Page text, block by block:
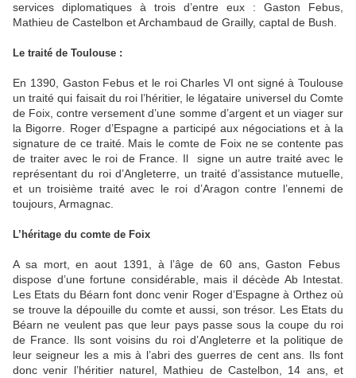
services diplomatiques à trois d’entre eux : Gaston Febus,
Mathieu de Castelbon et Archambaud de Grailly, captal de Bush.
Le traité de Toulouse :
En 1390, Gaston Febus et le roi Charles VI ont signé à Toulouse
un traité qui faisait du roi l’héritier, le légataire universel du Comte
de Foix, contre versement d’une somme d’argent et un viager sur
la Bigorre. Roger d’Espagne a participé aux négociations et à la
signature de ce traité. Mais le comte de Foix ne se contente pas
de traiter avec le roi de France. Il signe un autre traité avec le
représentant du roi d’Angleterre, un traité d’assistance mutuelle,
et un troisième traité avec le roi d’Aragon contre l’ennemi de
toujours, Armagnac.
L’héritage du comte de Foix
A sa mort, en aout 1391, à l’âge de 60 ans, Gaston Febus
dispose d’une fortune considérable, mais il décède Ab Intestat.
Les Etats du Béarn font donc venir Roger d’Espagne à Orthez où
se trouve la dépouille du comte et aussi, son trésor. Les Etats du
Béarn ne veulent pas que leur pays passe sous la coupe du roi
de France. Ils sont voisins du roi d’Angleterre et la politique de
leur seigneur les a mis à l’abri des guerres de cent ans. Ils font
donc venir l’héritier naturel, Mathieu de Castelbon, 14 ans, et